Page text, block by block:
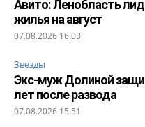
Авито: Ленобласть
жилья на август
07.08.2026 16:03
Звезды
Экс-муж Долиной
лет после развода
07.08.2026 15:51